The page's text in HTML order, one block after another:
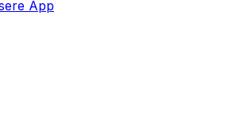
App